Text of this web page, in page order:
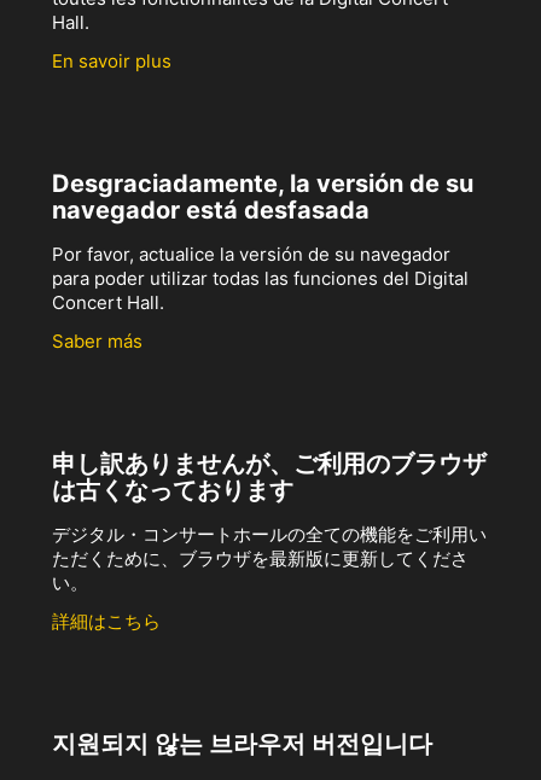
Hall.
En savoir plus
Desgraciadamente, la versión de su
navegador está desfasada
Por favor, actualice la versión de su navegador
para poder utilizar todas las funciones del Digital
Concert Hall.
Saber más
申し訳ありませんが、ご利用のブラウザ
は古くなっております
デジタル・コンサートホールの全ての機能をご利用い
ただくために、ブラウザを最新版に更新してくださ
い。
詳細はこちら
지원되지 않는 브라우저 버전입니다